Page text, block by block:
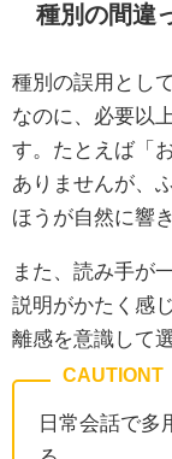
種別の間違
種別の誤用とし
なのに、必要以
す。たとえば「
ありませんが、
ほうが自然に響
また、読み手が
説明がかたく感
離感を意識して
日常会話で多